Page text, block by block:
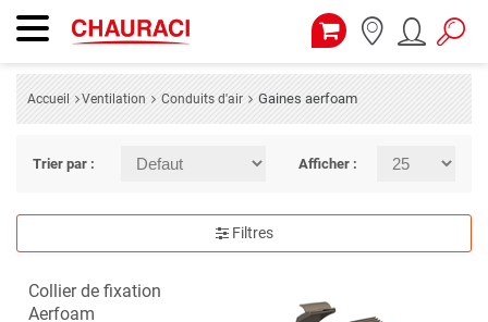
Accueil Ventilation Conduits d'air Gaines aerfoam
Trier par : Afficher :
Filtres
Collier de fixation
Aerfoam